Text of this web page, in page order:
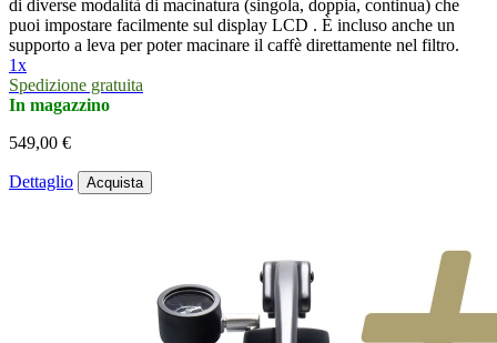
di diverse modalità di macinatura (singola, doppia, continua) che
puoi impostare facilmente sul display LCD . È incluso anche un
supporto a leva per poter macinare il caffè direttamente nel filtro.
1x
Spedizione gratuita
In magazzino
549,00 €
Dettaglio Acquista